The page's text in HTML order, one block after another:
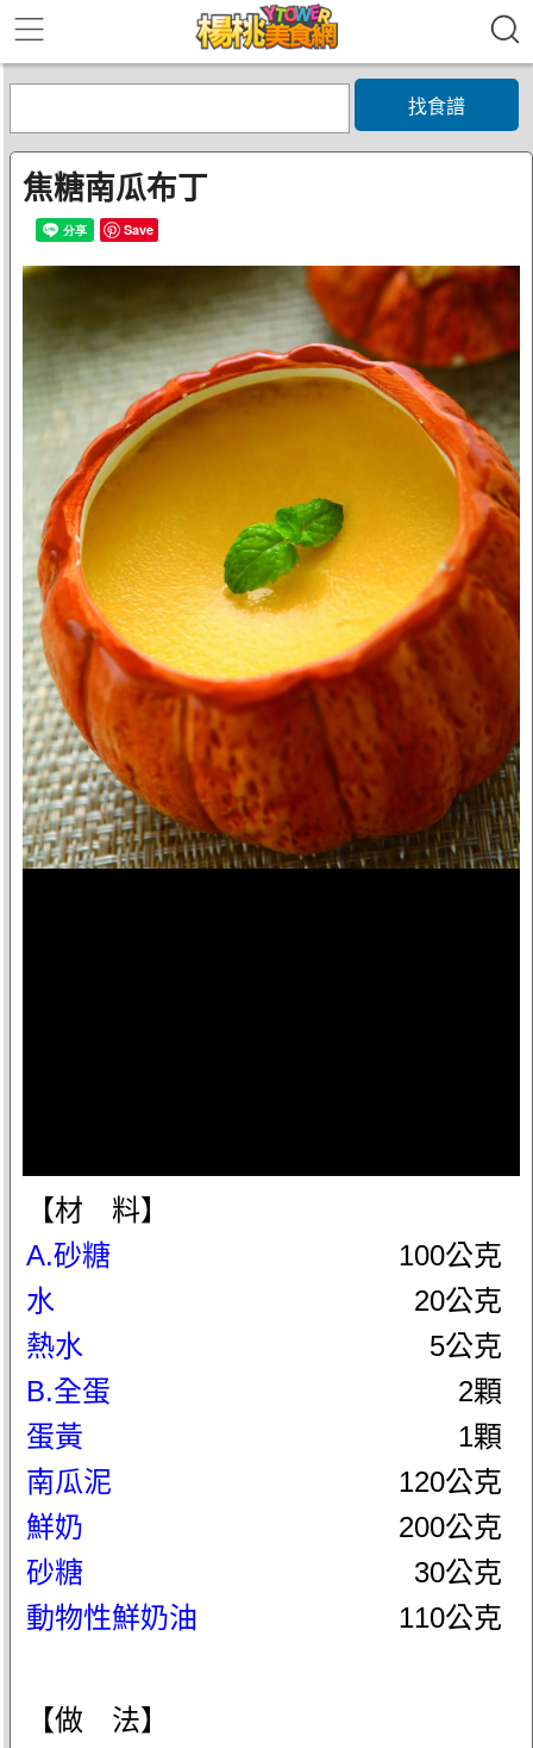
找食譜
焦糖南瓜布丁
Save
【材 料】
A.砂糖
100公克
水
20公克
熱水
5公克
B.全蛋
2顆
蛋黃
1顆
南瓜泥
120公克
鮮奶
200公克
砂糖
30公克
動物性鮮奶油
110公克
【做 法】